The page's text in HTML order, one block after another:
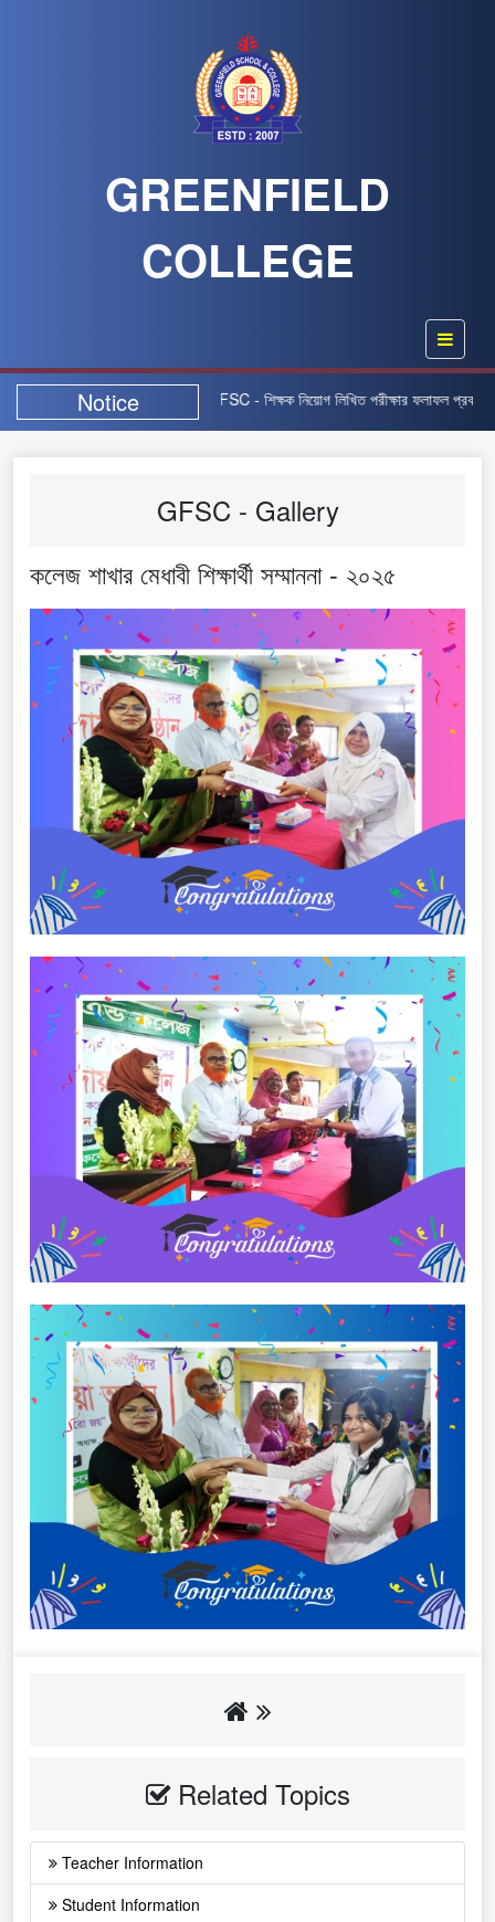
GREENFIELD
COLLEGE
Notice
নিয়োগ বিজ্ঞপ্তিটি স্থগিত” | GFSC - শিক্ষক নিয়োগ লিখিত পরীক্ষার ফলাফল প্রকাশ-
GFSC - Gallery
কলেজ শাখার মেধাবী শিক্ষার্থী সম্মাননা - ২০২৫
Related Topics
Teacher Information
Student Information